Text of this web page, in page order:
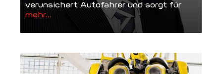
verunsichert Autofahrer und sorgt für
mehr...